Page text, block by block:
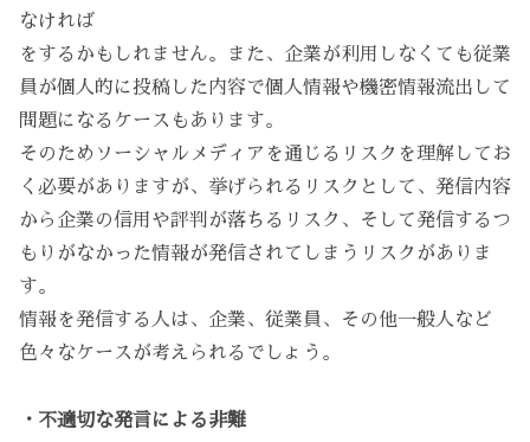
なければ
をするかもしれません。また、企業が利用しなくても従業
員が個人的に投稿した内容で個人情報や機密情報流出して
問題になるケースもあります。
そのためソーシャルメディアを通じるリスクを理解してお
く必要がありますが、挙げられるリスクとして、発信内容
から企業の信用や評判が落ちるリスク、そして発信するつ
もりがなかった情報が発信されてしまうリスクがありま
す。
情報を発信する人は、企業、従業員、その他一般人など
色々なケースが考えられるでしょう。
・不適切な発言による非難